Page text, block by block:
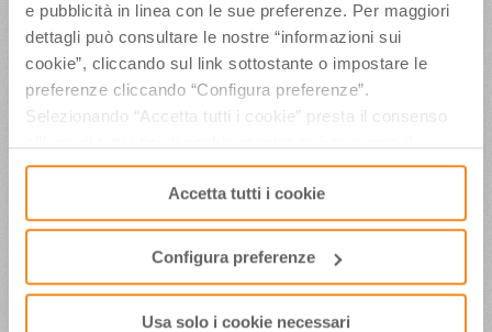
e pubblicità in linea con le sue preferenze. Per maggiori
dettagli può consultare le nostre “informazioni sui
cookie”, cliccando sul link sottostante o impostare le
preferenze cliccando “Configura preferenze”.
Selezionando “Accetta tutti i cookie” presta il consenso
consenso cliccando su “Usa solo i cookie necessari” e
saranno attivati i soli cookie tecnici necessari al corretto
funzionamento del sito.
Accetta tutti i cookie
Configura preferenze
Usa solo i cookie necessari
Tg3: nel Parco delle Foreste
Casentinesi natura a 360 gradi
Tg3: Campigna e Foreste
Casentinesi, 36mila ettari di natura
incontaminata